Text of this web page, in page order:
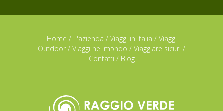
Home / L'azienda / Viaggi in Italia / Viaggi
Outdoor / Viaggi nel mondo / Viaggiare sicuri /
Contatti / Blog